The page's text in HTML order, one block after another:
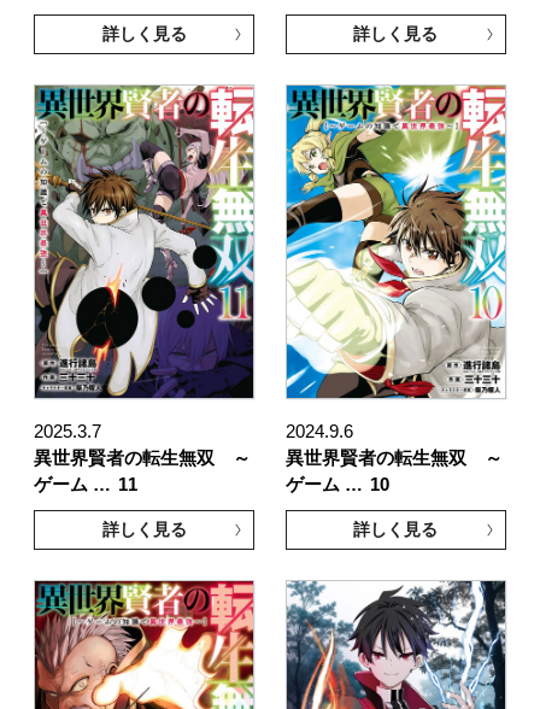
詳しく見る 詳しく見る
2025.3.7
異世界賢者の転生無双 ～
ゲーム … 11
詳しく見る
2024.9.6
異世界賢者の転生無双 ～
ゲーム … 10
詳しく見る